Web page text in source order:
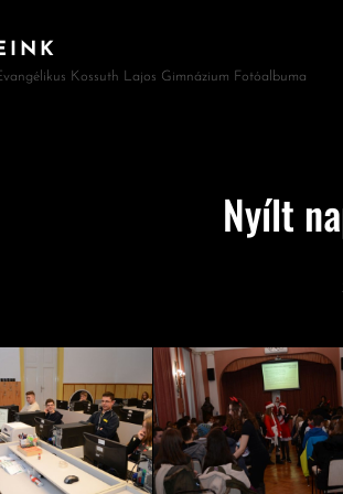
Kossuth Lajos Gimnázium Fotóalbuma
Nyílt